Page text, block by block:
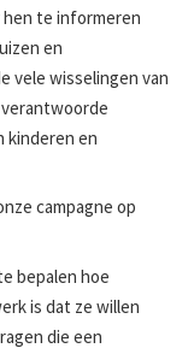
hen te informeren
en
vele wisselingen van
kinderen en
campagne op
bepalen hoe
is dat ze willen
die een